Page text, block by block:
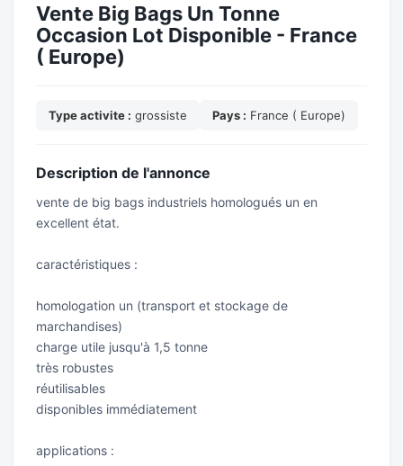
Vente Big Bags Un Tonne
Occasion Lot Disponible - France
( Europe)
Type activite : grossiste Pays : France ( Europe)
Description de l'annonce
vente de big bags industriels homologués un en
excellent état.
caractéristiques :
homologation un (transport et stockage de
marchandises)
charge utile jusqu'à 1,5 tonne
très robustes
réutilisables
disponibles immédiatement
applications :